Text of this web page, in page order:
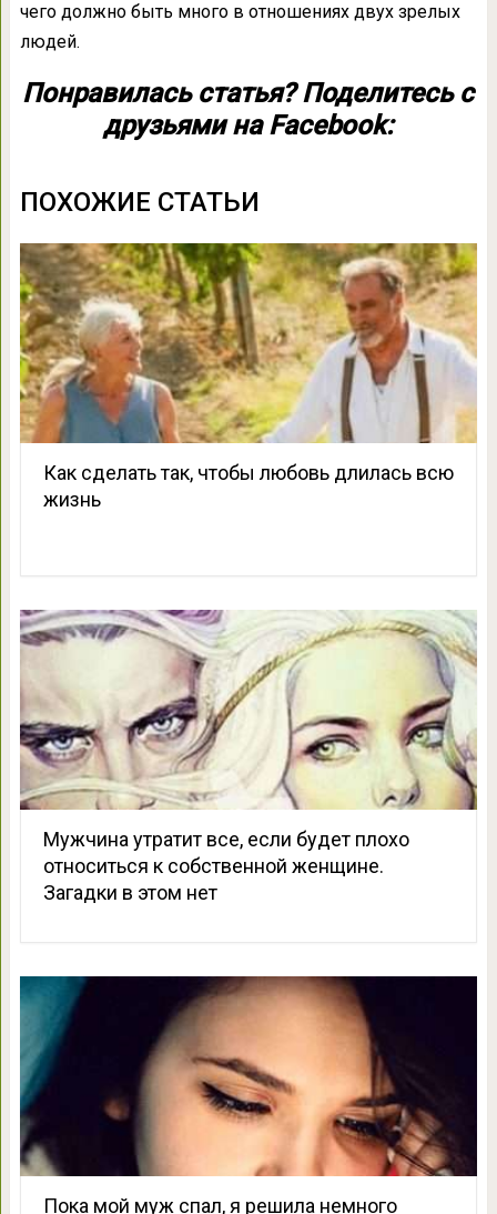
чего должно быть много в отношениях двух зрелых
людей.
Понравилась статья? Поделитесь с
друзьями на Facebook:
ПОХОЖИЕ СТАТЬИ
Как сделать так, чтобы любовь длилась всю
жизнь
Мужчина утратит все, если будет плохо
относиться к собственной женщине.
Загадки в этом нет
Пока мой муж спал, я решила немного